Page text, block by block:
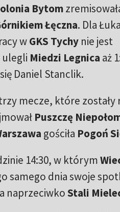
Bytom
Łęczna. Dla
wGKS Tychy nie jest
ulegli Miedzi Legnica aż
Daniel Stanclik.
mecze, które
Puszczę
gościła Pogoń
14:30, w którym
samego dnia swoje
naprzeciwkoStali